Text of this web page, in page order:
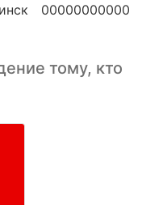
00000000000
тому, кто